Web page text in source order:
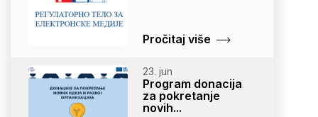
Pročitaj više
23. jun
Program donacija
za pokretanje
novih...